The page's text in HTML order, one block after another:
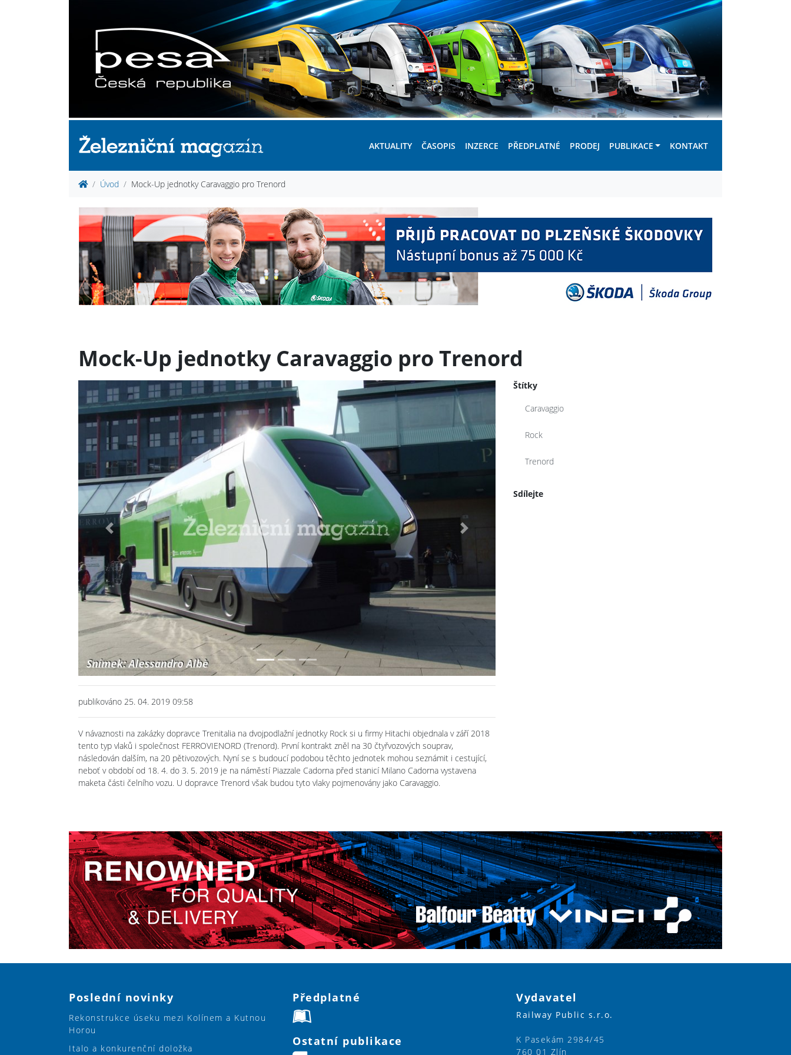
AKTUALITY ČASOPIS INZERCE PŘEDPLATNÉ PRODEJ PUBLIKACE KONTAKT
Úvod Mock-Up jednotky Caravaggio pro Trenord
Mock-Up jednotky Caravaggio pro Trenord
Previous Next
publikováno 25. 04. 2019 09:58
V návaznosti na zakázky dopravce Trenitalia na dvojpodlažní jednotky Rock si u firmy Hitachi objednala v září 2018
tento typ vlaků i společnost FERROVIENORD (Trenord). První kontrakt zněl na 30 čtyřvozových souprav,
následován dalším, na 20 pětivozových. Nyní se s budoucí podobou těchto jednotek mohou seznámit i cestující,
neboť v období od 18. 4. do 3. 5. 2019 je na náměstí Piazzale Cadorna před stanicí Milano Cadorna vystavena
maketa části čelního vozu. U dopravce Trenord však budou tyto vlaky pojmenovány jako Caravaggio.
Štítky
Caravaggio
Rock
Trenord
Sdílejte
Poslední novinky
Rekonstrukce úseku mezi Kolínem a Kutnou
Horou
Italo a konkurenční doložka
Předplatné
Ostatní publikace
Vydavatel
Railway Public s.r.o.
K Pasekám 2984/45
760 01 Zlín